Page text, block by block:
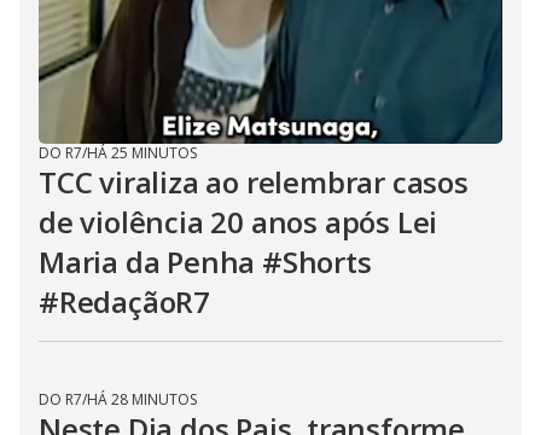
DO R7/HÁ 25 MINUTOS
TCC viraliza ao relembrar casos
de violência 20 anos após Lei
Maria da Penha #Shorts
#RedaçãoR7